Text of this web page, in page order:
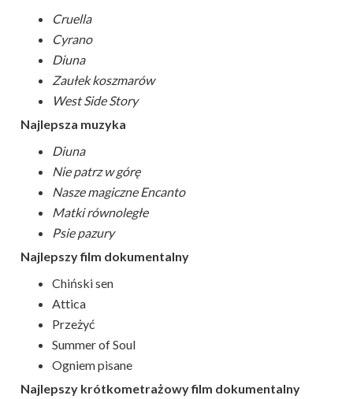
Cruella
Cyrano
Diuna
Zaułek koszmarów
West Side Story
Najlepsza muzyka
Diuna
Nie patrz w górę
Nasze magiczne Encanto
Matki równoległe
Psie pazury
Najlepszy film dokumentalny
Chiński sen
Attica
Przeżyć
Summer of Soul
Ogniem pisane
Najlepszy krótkometrażowy film dokumentalny